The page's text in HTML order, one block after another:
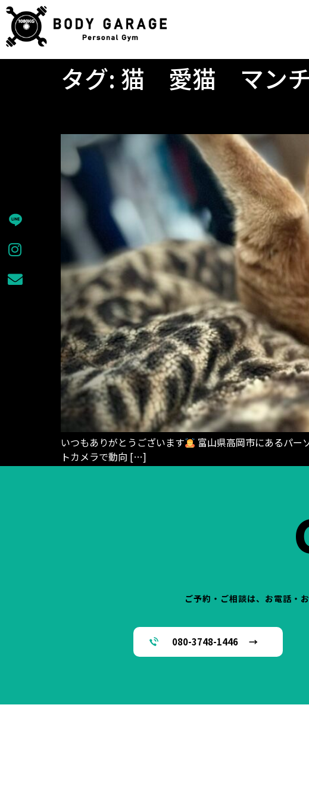
タグ: 猫 愛猫 マン
いつもありがとうございます 富山県高岡市にあるパー
トカメラで動向 […]
ご予約・ご相談は、お電話・
080-3748-1446 →